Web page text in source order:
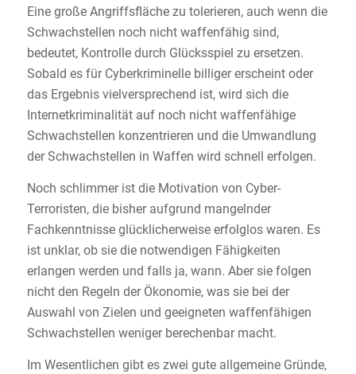
Eine große Angriffsfläche zu tolerieren, auch wenn die
Schwachstellen noch nicht waffenfähig sind,
bedeutet, Kontrolle durch Glücksspiel zu ersetzen.
Sobald es für Cyberkriminelle billiger erscheint oder
das Ergebnis vielversprechend ist, wird sich die
Internetkriminalität auf noch nicht waffenfähige
Schwachstellen konzentrieren und die Umwandlung
der Schwachstellen in Waffen wird schnell erfolgen.
Noch schlimmer ist die Motivation von Cyber-
Terroristen, die bisher aufgrund mangelnder
Fachkenntnisse glücklicherweise erfolglos waren. Es
ist unklar, ob sie die notwendigen Fähigkeiten
erlangen werden und falls ja, wann. Aber sie folgen
nicht den Regeln der Ökonomie, was sie bei der
Auswahl von Zielen und geeigneten waffenfähigen
Schwachstellen weniger berechenbar macht.
Im Wesentlichen gibt es zwei gute allgemeine Gründe,